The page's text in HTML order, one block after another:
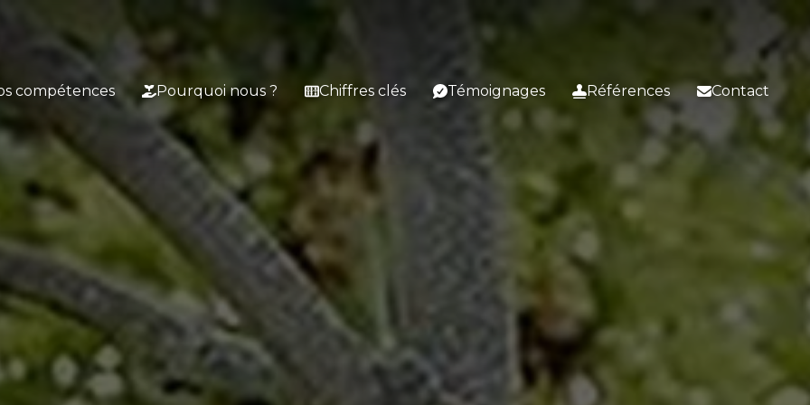
compétences Pourquoi nous ? Chiffres clés Témoignages Références Contact